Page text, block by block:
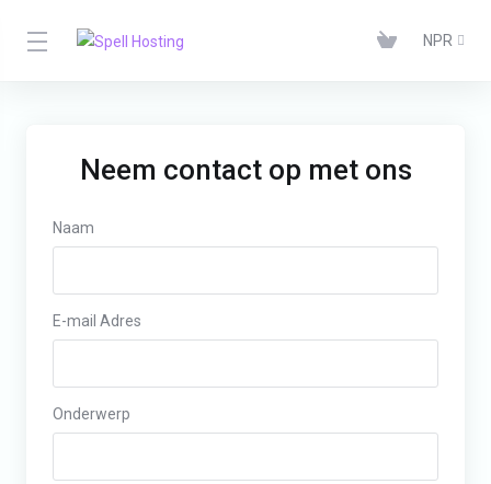
NPR
Neem contact op met ons
Naam
E-mail Adres
Onderwerp